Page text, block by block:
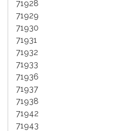
71928
71929
71930
71931
71932
71933
71936
71937
71938
71942
71943